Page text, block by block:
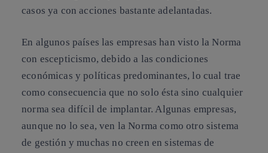
casos ya con acciones bastante adelantadas.
En algunos países las empresas han visto la Norma
con escepticismo, debido a las condiciones
económicas y políticas predominantes, lo cual trae
como consecuencia que no solo ésta sino cualquier
norma sea difícil de implantar. Algunas empresas,
aunque no lo sea, ven la Norma comootro sistema
de gestión y muchas no creen en sistemas de